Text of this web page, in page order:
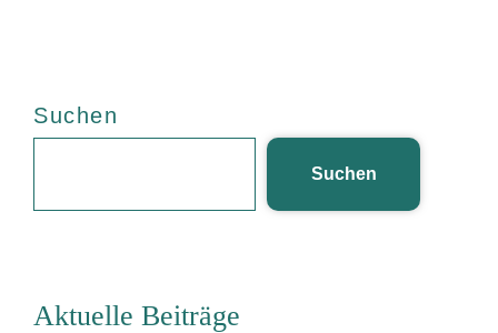
Suchen
Suchen
Aktuelle Beiträge